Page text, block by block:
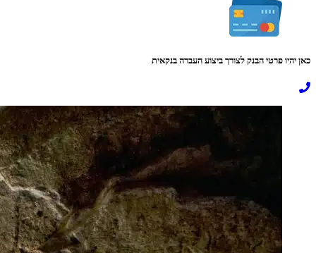
כאן יהיו פרטי הבנק לצורך ביצוע העברה בנקאית